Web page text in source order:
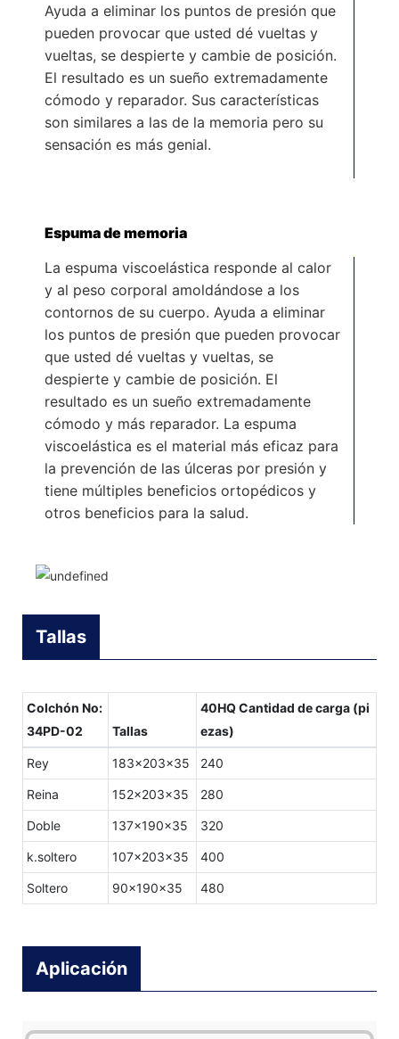
Ayuda a eliminar los puntos de presión que
pueden provocar que usted dé vueltas y
vueltas, se despierte y cambie de posición.
El resultado es un sueño extremadamente
cómodo y reparador. Sus características
son similares a las de la memoria pero su
sensación es más genial.
Espuma de memoria
La espuma viscoelástica responde al calor
y al peso corporal amoldándose a los
contornos de su cuerpo. Ayuda a eliminar
los puntos de presión que pueden provocar
que usted dé vueltas y vueltas, se
despierte y cambie de posición. El
resultado es un sueño extremadamente
cómodo y más reparador. La espuma
viscoelástica es el material más eficaz para
la prevención de las úlceras por presión y
tiene múltiples beneficios ortopédicos y
otros beneficios para la salud.
Tallas
Colchón No:
34PD-02
Tallas
40HQ Cantidad de carga (pi
ezas)
Rey 183x203x35 240
Reina 152x203x35 280
Doble 137x190x35 320
k.soltero 107x203x35 400
Soltero 90x190x35 480
Aplicación